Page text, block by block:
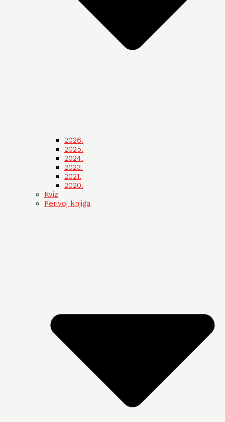
2026.
2025.
2024.
2023.
2021.
2020.
Kviz
Perivoj knjiga